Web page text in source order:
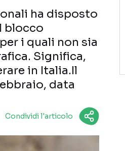
ha disposto
blocco
i quali non sia
Significa,
in Italia.Il
data
Condividi l'articolo